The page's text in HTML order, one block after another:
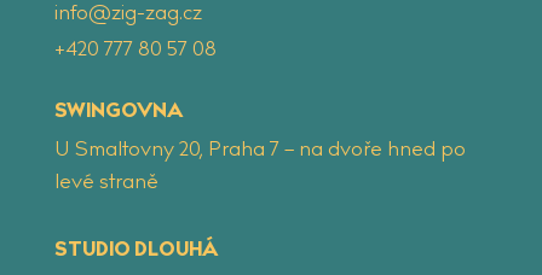
info@zig-zag.cz
‭+420 777 80 57 08
SWINGOVNA
U Smaltovny 20, Praha 7 – na dvoře hned po
levé straně
STUDIO DLOUHÁ